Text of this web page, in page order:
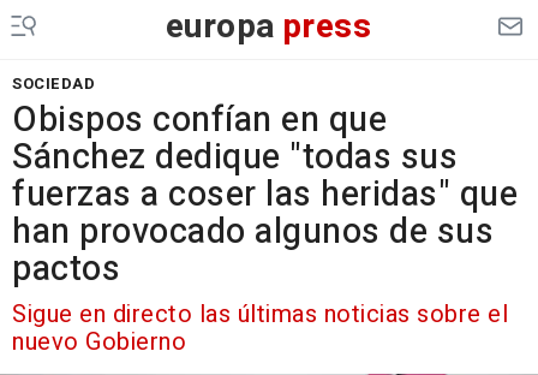
europa press
SOCIEDAD
Obispos confían en que
Sánchez dedique "todas sus
fuerzas a coser las heridas" que
han provocado algunos de sus
pactos
Sigue en directo las últimas noticias sobre el
nuevo Gobierno